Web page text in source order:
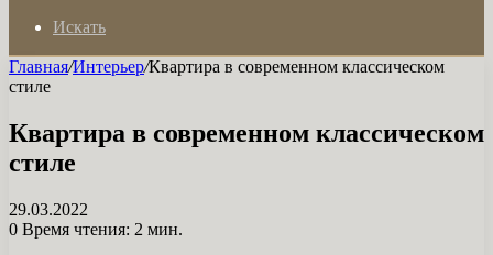
Искать
Главная/Интерьер/Квартира в современном классическом
стиле
Квартира в современном классическом
стиле
29.03.2022
0 Время чтения: 2 мин.